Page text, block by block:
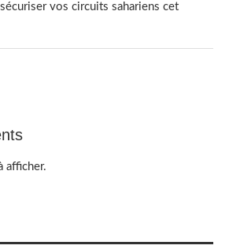
vos circuits sahariens cet
afficher.